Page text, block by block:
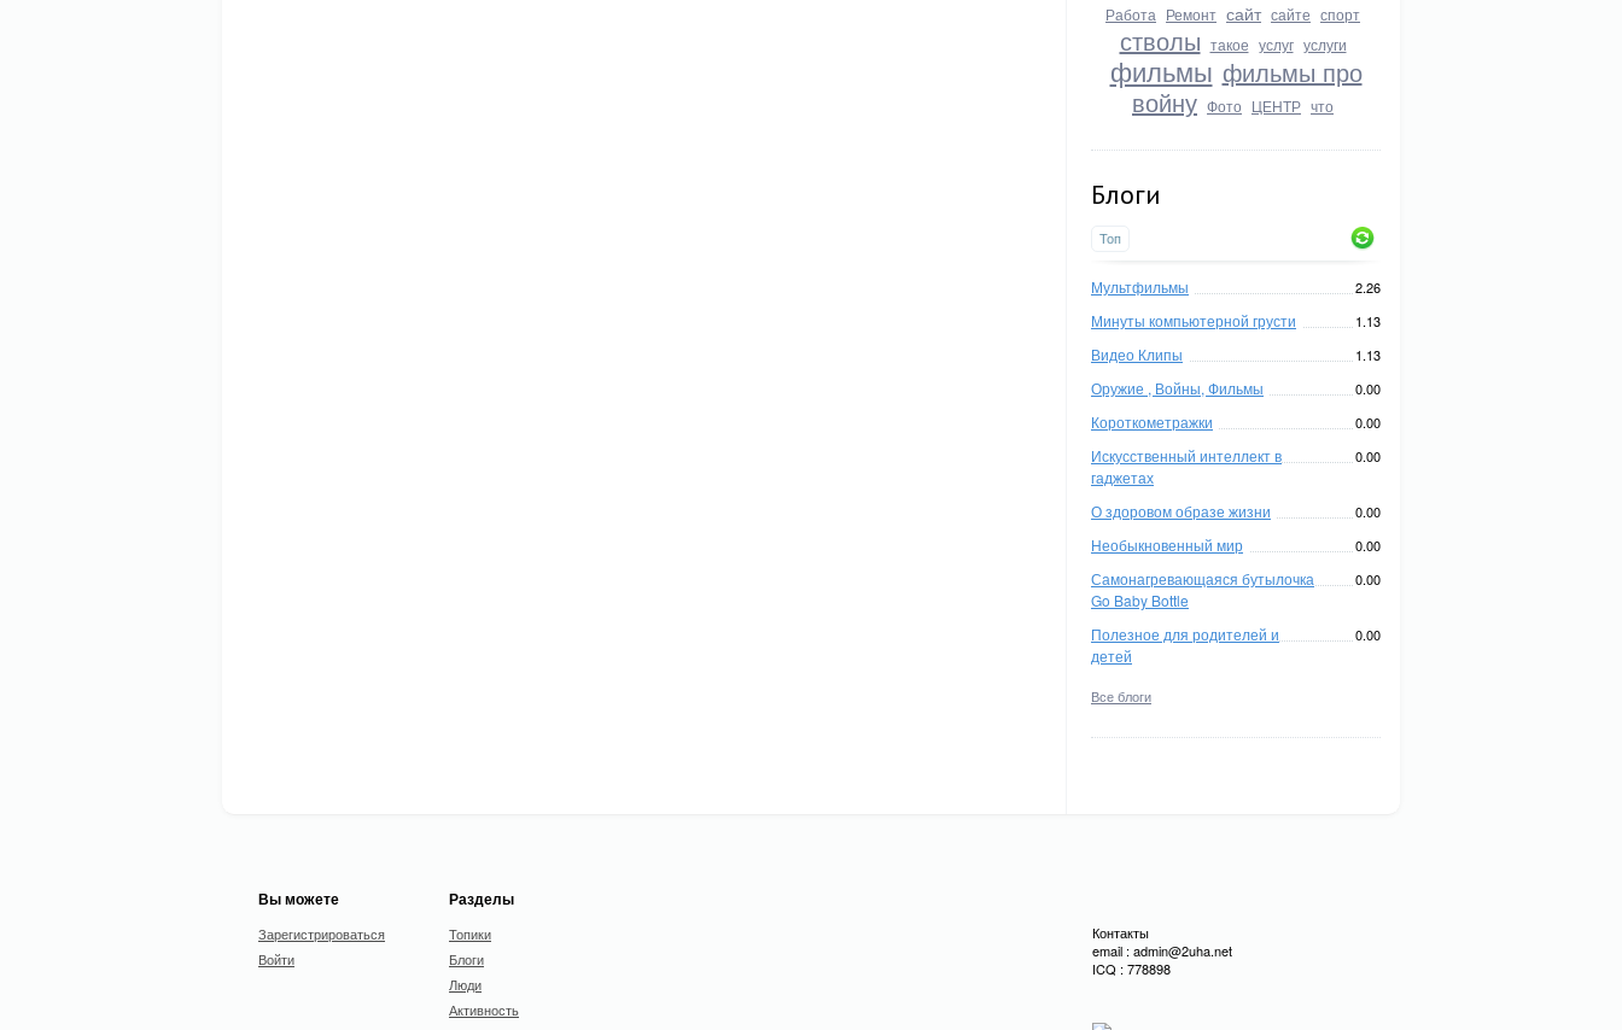
Работа Ремонт сайт сайте спорт
стволы такое услуг услуги
фильмы фильмы про
войну Фото ЦЕНТР что
Блоги
Топ
Мультфильмы 2.26
Минуты компьютерной грусти 1.13
Видео Клипы 1.13
Оружие , Войны, Фильмы 0.00
Короткометражки 0.00
Искусственный интеллект в
гаджетах
0.00
О здоровом образе жизни 0.00
Необыкновенный мир 0.00
Самонагревающаяся бутылочка
Go Baby Bottle
0.00
Полезное для родителей и
детей
0.00
Все блоги
Вы можете
Зарегистрироваться
Войти
Разделы
Топики
Блоги
Люди
Активность
Контакты
email : admin@2uha.net
ICQ : 778898